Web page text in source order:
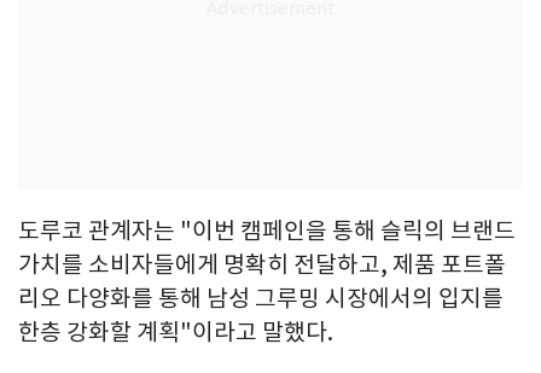
도루코 관계자는 "이번 캠페인을 통해 슬릭의 브랜드
가치를 소비자들에게 명확히 전달하고, 제품 포트폴
리오 다양화를 통해 남성 그루밍 시장에서의 입지를
한층 강화할 계획"이라고 말했다.